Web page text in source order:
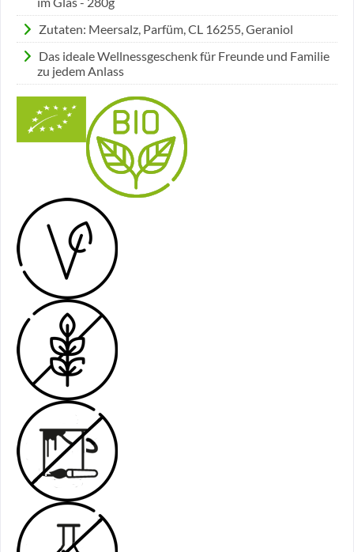
Zutaten: Meersalz, Parfüm, CL 16255, Geraniol
Das ideale Wellnessgeschenk für Freunde und Familie
zu jedem Anlass